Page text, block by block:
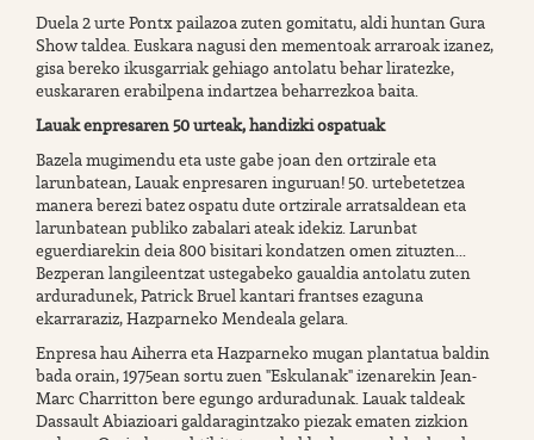
Duela 2 urte Pontx pailazoa zuten gomitatu, aldi huntan Gura
Show taldea. Euskara nagusi den mementoak arraroak izanez,
gisa bereko ikusgarriak gehiago antolatu behar liratezke,
euskararen erabilpena indartzea beharrezkoa baita.
Lauak enpresaren 50 urteak, handizki ospatuak
Bazela mugimendu eta uste gabe joan den ortzirale eta
larunbatean, Lauak enpresaren inguruan! 50. urtebetetzea
manera berezi batez ospatu dute ortzirale arratsaldean eta
larunbatean publiko zabalari ateak idekiz. Larunbat
eguerdiarekin deia 800 bisitari kondatzen omen zituzten...
Bezperan langileentzat ustegabeko gaualdia antolatu zuten
arduradunek, Patrick Bruel kantari frantses ezaguna
ekarraraziz, Hazparneko Mendeala gelara.
Enpresa hau Aiherra eta Hazparneko mugan plantatua baldin
bada orain, 1975ean sortu zuen "Eskulanak" izenarekin Jean-
Marc Charritton bere egungo arduradunak. Lauak taldeak
Dassault Abiazioari galdaragintzako piezak ematen zizkion